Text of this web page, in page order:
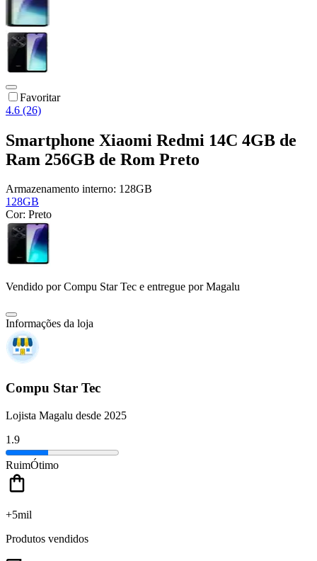
Favoritar
4.6 (26)
Smartphone Xiaomi Redmi 14C 4GB de
Ram 256GB de Rom Preto
Armazenamento interno: 128GB
128GB
Cor: Preto
Vendido porCompu Star Tec e entregue por Magalu
Informações da loja
Compu Star Tec
Lojista Magalu desde 2025
1.9
RuimÓtimo
+5mil
Produtos vendidos